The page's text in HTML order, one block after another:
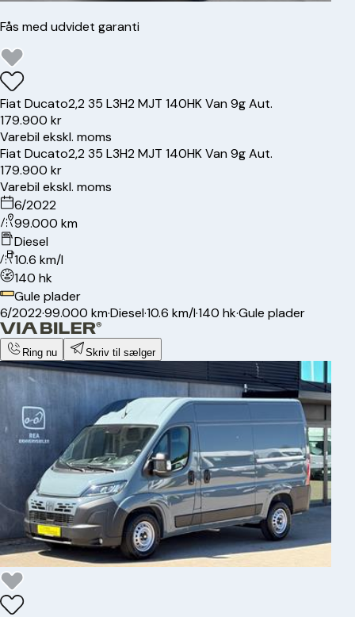
Fås med udvidet garanti
Fiat Ducato2,2 35 L3H2 MJT 140HK Van 9g Aut.
179.900 kr
Varebil ekskl. moms
Fiat Ducato2,2 35 L3H2 MJT 140HK Van 9g Aut.
179.900 kr
Varebil ekskl. moms
6/2022
99.000 km
Diesel
10.6 km/l
140 hk
Gule plader
6/2022·99.000 km·Diesel·10.6 km/l·140 hk·Gule plader
Ring nu Skriv til sælger